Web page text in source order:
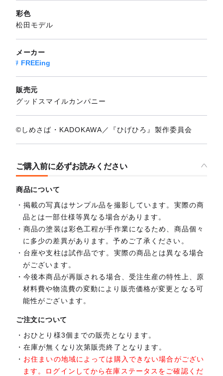
彩色
松田モデル
メーカー
FREEing
販売元
グッドスマイルカンパニー
©しめさば・KADOKAWA／『ひげひろ』製作委員会
ご購入前に必ずお読みください
商品について
掲載の写真はサンプル品を撮影しています。実際の商
品とは一部仕様等異なる場合があります。
商品の塗装は彩色工程が手作業になるため、商品個々
に多少の差異があります。予めご了承ください。
台座や支柱は試作品です。実際の商品とは異なる場合
がございます。
今後本商品が再販される場合、受注生産の特性上、原
材料費や物流費の変動により販売価格が変更となる可
能性がございます。
ご注文について
おひとり様3個までの販売となります。
在庫が無くなり次第販売終了となります。
お住まいの地域によっては購入できない場合がござい
ます。ログインしてから在庫ステータスをご確認くだ